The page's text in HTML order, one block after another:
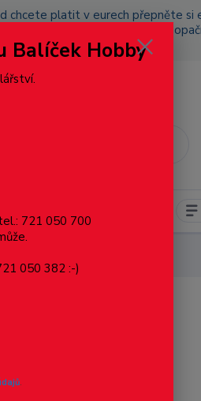
chcete platit v eurech přepněte
platbou za poštovné, v
3.5x12 mm
Balíček Hobby
721 050 700
050 382 :-)
.